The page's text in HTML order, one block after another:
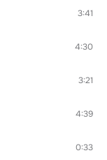
3:41
4:30
3:21
4:39
0:33